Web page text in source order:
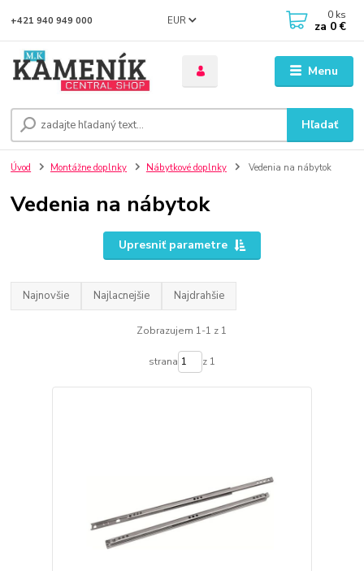
Menu
EUR
Hľadať
+421 940 949 000 0 ks
za 0 €
Úvod Montážne doplnky Nábytkové doplnky Vedenia na nábytok
Vedenia na nábytok
Upresniť parametre
Najnovšie Najlacnejšie Najdrahšie
Zobrazujem 1-1 z 1
strana z 1